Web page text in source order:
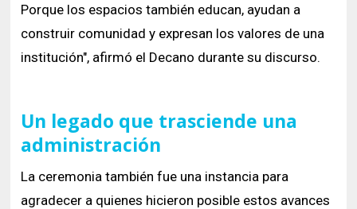
Porque los espacios también educan, ayudan a
construir comunidad y expresan los valores de una
institución", afirmó el Decano durante su discurso.
Un legado que trasciende una
administración
La ceremonia también fue una instancia para
agradecer a quienes hicieron posible estos avances